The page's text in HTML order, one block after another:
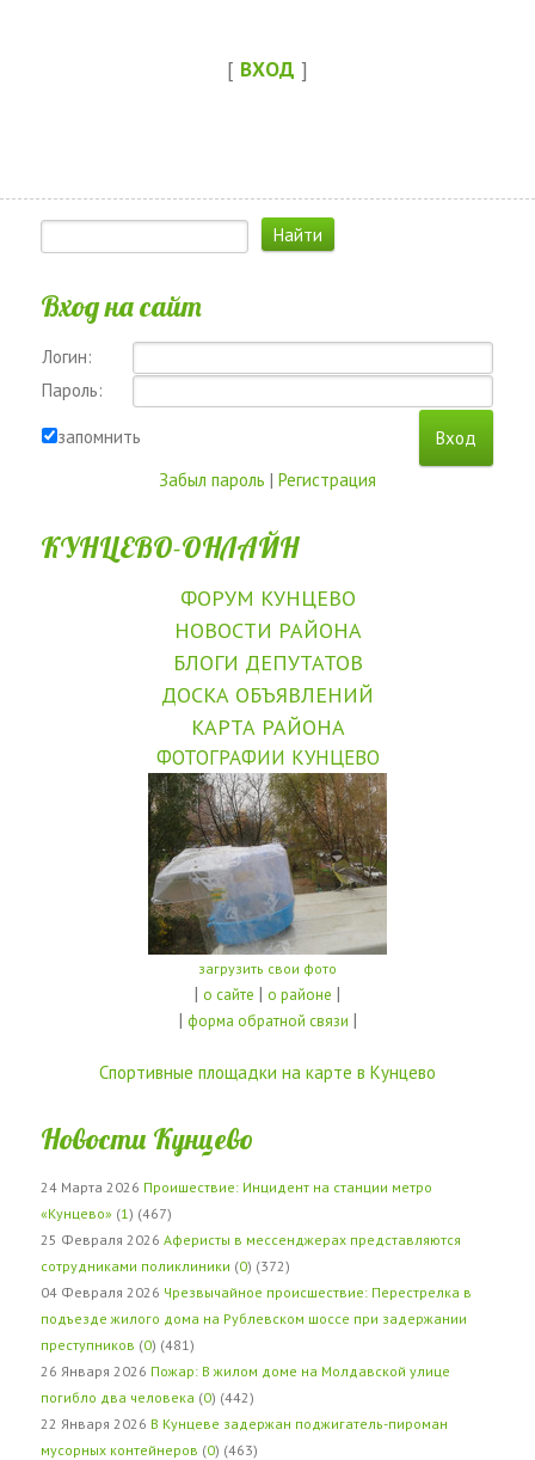
[ ВХОД ]
Вход на сайт
Логин:
Пароль:
запомнить
Забыл пароль | Регистрация
КУНЦЕВО-ОНЛАЙН
ФОРУМ КУНЦЕВО
НОВОСТИ РАЙОНА
БЛОГИ ДЕПУТАТОВ
ДОСКА ОБЪЯВЛЕНИЙ
КАРТА РАЙОНА
ФОТОГРАФИИ КУНЦЕВО
загрузить свои фото
| о сайте | о районе |
| форма обратной связи |
Спортивные площадки на карте в Кунцево
Новости Кунцево
24 Марта 2026 Проишествие: Инцидент на станции метро
«Кунцево» (1 ) (467)
25 Февраля 2026 Аферисты в мессенджерах представляются
сотрудниками поликлиники (0) (372)
04 Февраля 2026 Чрезвычайное происшествие: Перестрелка в
подъезде жилого дома на Рублевском шоссе при задержании
преступников (0) (481)
26 Января 2026 Пожар: В жилом доме на Молдавской улице
погибло два человека (0) (442)
22 Января 2026 В Кунцеве задержан поджигатель-пироман
мусорных контейнеров (0) (463)